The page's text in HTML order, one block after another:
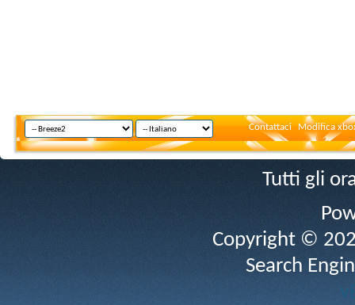
Contattaci Modifica
Tutti gli
Copyright ©
Search